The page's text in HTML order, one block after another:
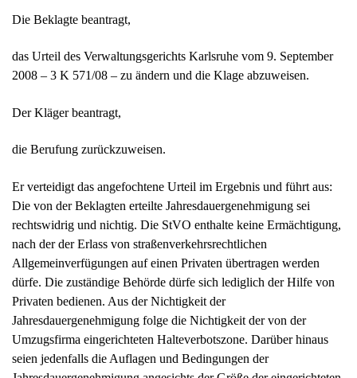
Die von der Beklagten erteilte Jahresdauergenehmigung sei
rechtswidrig und nichtig. Die StVO enthalte keine Ermächtigung,
Allgemeinverfügungen auf einen Privaten übertragen werden
Privaten bedienen. Aus der Nichtigkeit der
Umzugsfirma eingerichteten Halteverbotszone. Darüber hinaus
seien jedenfalls die Auflagen und Bedingungen der
Jahresdauergenehmigung angesichts der Größe der eingerichteten
Halteverbotszone nicht beachtet worden. Auch seien die Schilder
bereits am 20.04.2007 nicht den rechtlichen Vorgaben
entsprechend, sondern parallel zur Fahrbahn aufgestellt worden;
am 24.04.2007 sei das in Fahrtrichtung erste Schild um 180°
gedreht gewesen. Die Regeln des Anscheinsbeweises könnten
hier nicht gelten. Weder seien die Schilder zwischenzeitlich
kontrolliert worden, noch sei durch Sicherheitsbolzen o.ä. ein